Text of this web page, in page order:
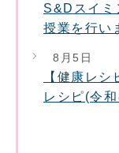
S&Dスイミ
授業を行い
8月5日
【健康レ
レシピ(令